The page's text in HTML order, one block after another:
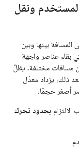
ونقل
المسافة بينها وبين
بقاء عناصر واجهة
مسافات مختلفة. يظلّ
بين 0.75 متر و1.75 متر. بعد ذلك، يزداد معدّل
بحدود تحرك